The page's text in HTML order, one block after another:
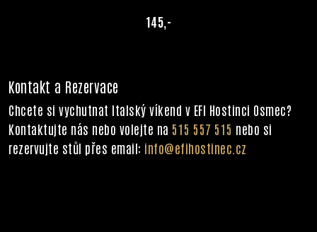
145,-
Kontakt a Rezervace
Chcete si vychutnat Italský víkend v EFI Hostinci Osmec?
Kontaktujte nás nebo volejte na 515 557 515 nebo si
rezervujte stůl přes email: info@efihostinec.cz